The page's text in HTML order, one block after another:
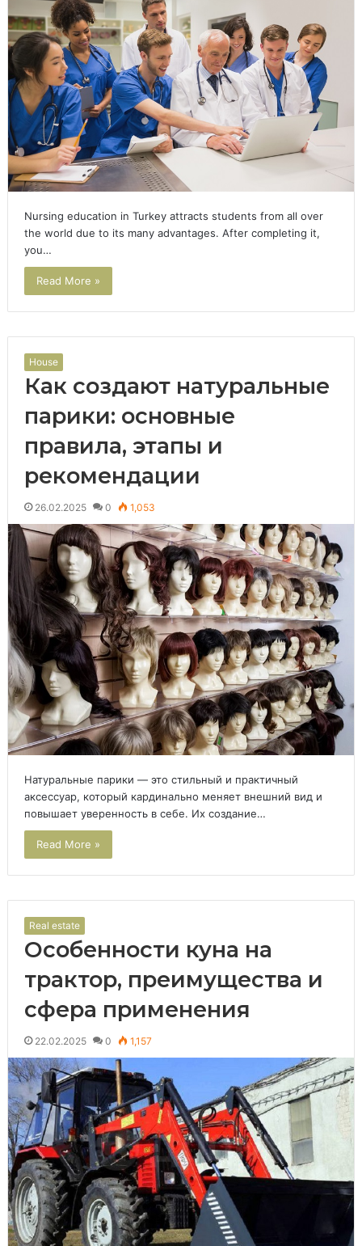
Nursing education in Turkey attracts students from all over
the world due to its many advantages. After completing it,
you…
Read More »
House
Как создают натуральные
парики: основные
правила, этапы и
рекомендации
26.02.2025 0 1,053
Натуральные парики — это стильный и практичный
аксессуар, который кардинально меняет внешний вид и
повышает уверенность в себе. Их создание…
Read More »
Real estate
Особенности куна на
трактор, преимущества и
сфера применения
22.02.2025 0 1,157